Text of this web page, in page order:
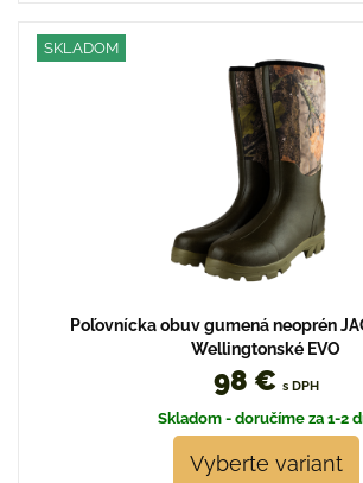
SKLADOM
Poľovnícka obuv gumená neoprén
Wellingtonské EVO
98 € s DPH
Skladom - doručíme za 1-2
Vyberte variant